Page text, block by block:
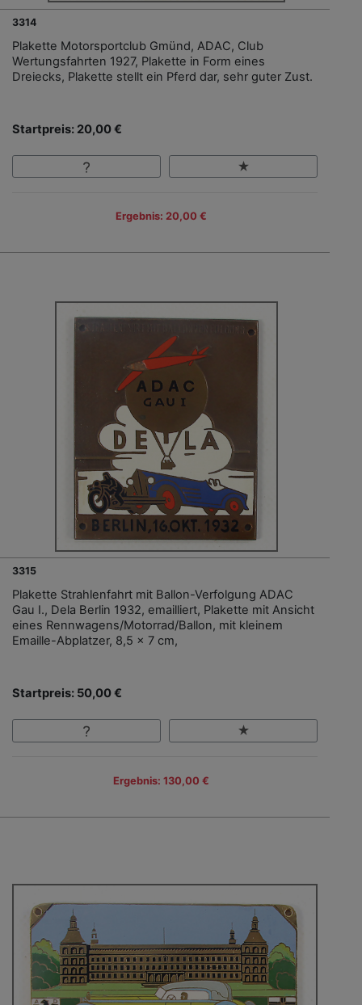
3314
Plakette Motorsportclub Gmünd, ADAC, Club
Wertungsfahrten 1927, Plakette in Form eines
Dreiecks, Plakette stellt ein Pferd dar, sehr guter Zust.
Startpreis: 20,00 €
Ergebnis: 20,00 €
3315
Plakette Strahlenfahrt mit Ballon-Verfolgung ADAC
Gau I., Dela Berlin 1932, emailliert, Plakette mit Ansicht
eines Rennwagens/Motorrad/Ballon, mit kleinem
Emaille-Abplatzer, 8,5 x 7 cm,
Startpreis: 50,00 €
Ergebnis: 130,00 €